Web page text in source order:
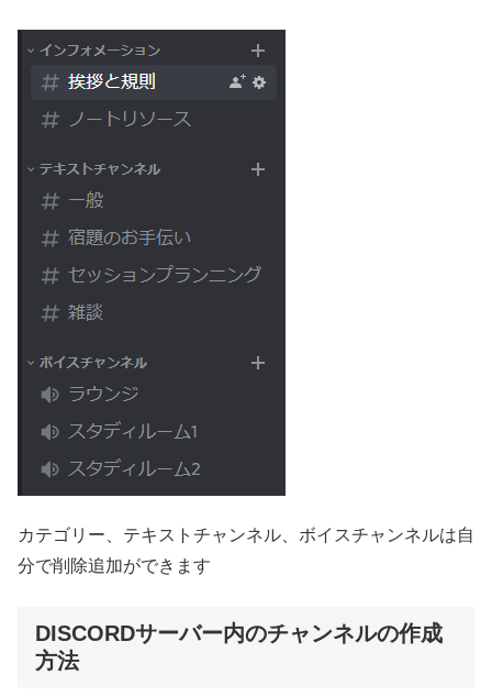
カテゴリー、テキストチャンネル、ボイスチャンネルは自
分で削除追加ができます
DISCORDサーバー内のチャンネルの作成
方法